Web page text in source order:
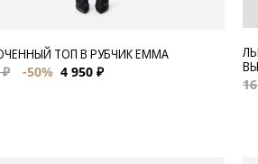
ТОП В РУБЧИК EMMA
₽
-50% 4 950 ₽